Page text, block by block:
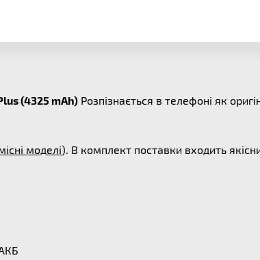
(4325 mAh) Розпізнається в телефоні як
моделі). В комплект поставки входить